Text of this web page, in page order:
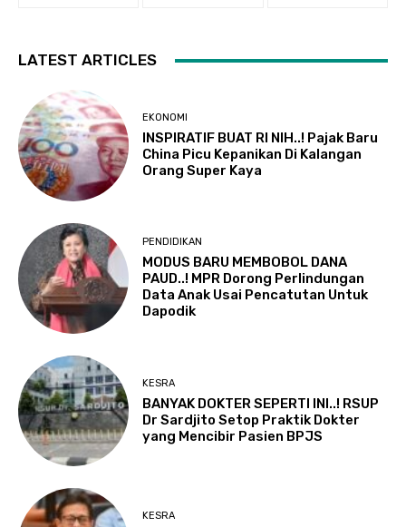
LATEST ARTICLES
EKONOMI
INSPIRATIF BUAT RI NIH..! Pajak Baru
China Picu Kepanikan Di Kalangan
Orang Super Kaya
PENDIDIKAN
MODUS BARU MEMBOBOL DANA
PAUD..! MPR Dorong Perlindungan
Data Anak Usai Pencatutan Untuk
Dapodik
KESRA
BANYAK DOKTER SEPERTI INI..! RSUP
Dr Sardjito Setop Praktik Dokter
yang Mencibir Pasien BPJS
KESRA